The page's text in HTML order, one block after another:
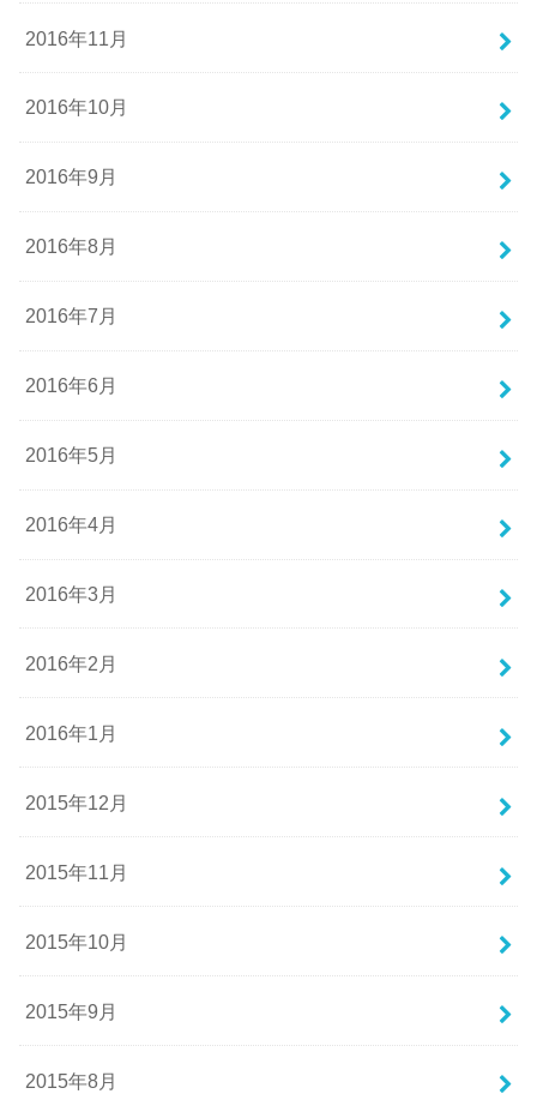
2016年11月
2016年10月
2016年9月
2016年8月
2016年7月
2016年6月
2016年5月
2016年4月
2016年3月
2016年2月
2016年1月
2015年12月
2015年11月
2015年10月
2015年9月
2015年8月